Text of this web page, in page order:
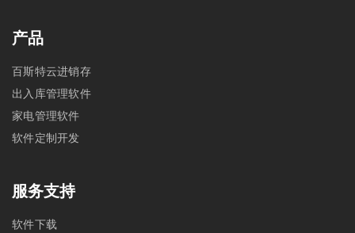
产品
百斯特云进销存
出入库管理软件
家电管理软件
软件定制开发
服务支持
软件下载